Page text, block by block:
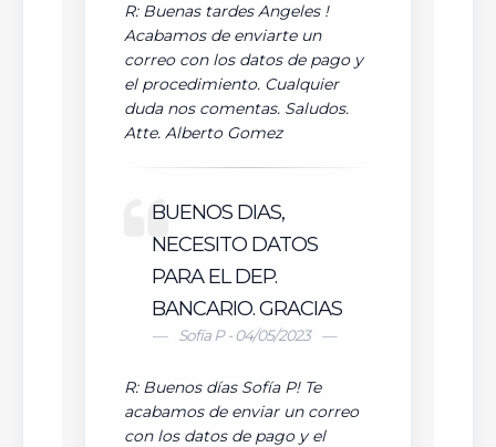
R: Buenas tardes Angeles !
Acabamos de enviarte un
correo con los datos de pago y
el procedimiento. Cualquier
duda nos comentas. Saludos.
Atte. Alberto Gomez
BUENOS DIAS,
NECESITO DATOS
PARA EL DEP.
BANCARIO. GRACIAS
Sofía P - 04/05/2023
R: Buenos días Sofía P! Te
acabamos de enviar un correo
con los datos de pago y el